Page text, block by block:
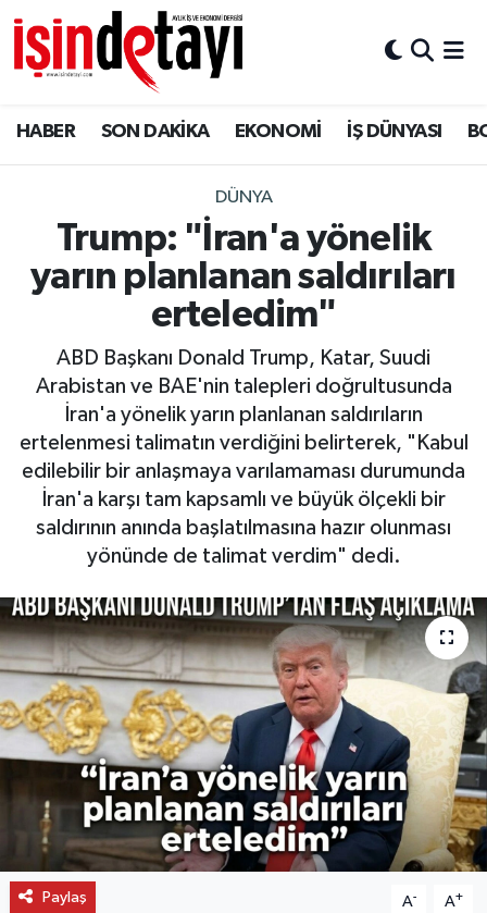
HABER SON DAKİKA EKONOMİ İŞ DÜNYASI
DÜNYA
Trump: "İran'a yönelik
yarın planlanan saldırıları
erteledim"
ABD Başkanı Donald Trump, Katar, Suudi
Arabistan ve BAE'nin talepleri doğrultusunda
İran'a yönelik yarın planlanan saldırıların
ertelenmesi talimatın verdiğini belirterek, "Kabul
edilebilir bir anlaşmaya varılamaması durumunda
İran'a karşı tam kapsamlı ve büyük ölçekli bir
saldırının anında başlatılmasına hazır olunması
yönünde de talimat verdim" dedi.
Paylaş A- A+
DÜNYA
Eğitim
ENERJİ HABERİ
GAYRİMENKUL
HABER
LOJİSTİK
MAGAZİN
OTO DETAY
SON DAKİKA
SPOR
FİNANS
Nöbetçi Eczaneler
Hava Durumu
İstanbul Namaz Vakitleri
Trafik Durumu
Süper Lig Puan Durumu ve Fikstür
Tüm Manşetler
Son Dakika Haberleri
Haber Arşivi